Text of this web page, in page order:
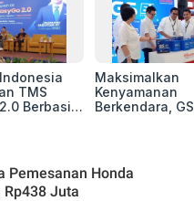
TMS
Berbasis
Maksimalkan
Kenyamanan
Berkendara,
2026
Pemesanan Honda
Rp438 Juta